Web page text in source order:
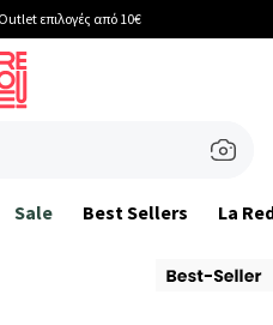
επιλογές από 10€
Sale Best Sellers La